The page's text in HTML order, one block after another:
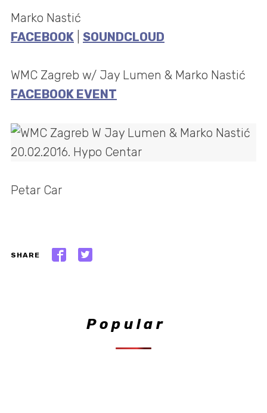
Marko Nastić
FACEBOOK
SOUNDCLOUD
WMC Zagreb w/ Jay Lumen & Marko Nastić
FACEBOOK EVENT
Petar Car
SHARE
Popular